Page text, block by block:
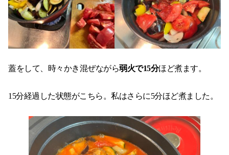
蓋をして、時々かき混ぜながら弱火で15分ほど煮ます。
15分経過した状態がこちら。私はさらに5分ほど煮ました。